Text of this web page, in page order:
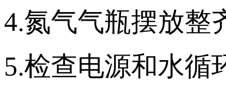
4.氮气气瓶摆放
5.检查电源和水循